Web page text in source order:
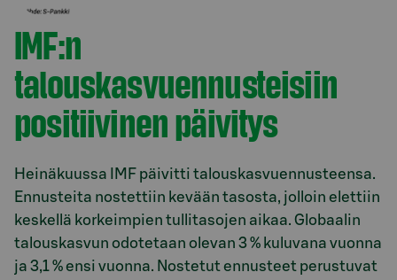
IMF:n
talouskasvuennusteisiin
positiivinen päivitys
Heinäkuussa IMF päivitti talouskasvuennusteensa.
Ennusteita nostettiin kevään tasosta, jolloin elettiin
keskellä korkeimpien tullitasojen aikaa. Globaalin
talouskasvun odotetaan olevan 3 % kuluvana vuonna
ja 3,1 % ensi vuonna. Nostetut ennusteet perustuvat